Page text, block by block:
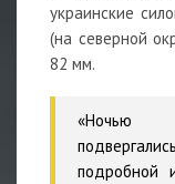
украинские
(на северной
82 мм.
«Ночью
подробной